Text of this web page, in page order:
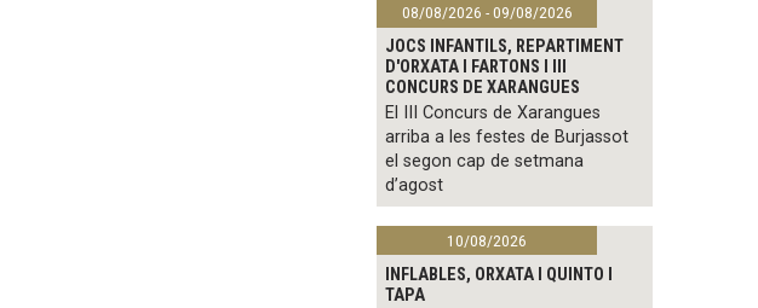
08/08/2026 - 09/08/2026
JOCS INFANTILS, REPARTIMENT
D'ORXATA I FARTONS I III
CONCURS DE XARANGUES
El III Concurs de Xarangues
arriba a les festes de Burjassot
el segon cap de setmana
d’agost
10/08/2026
INFLABLES, ORXATA I QUINTO I
TAPA